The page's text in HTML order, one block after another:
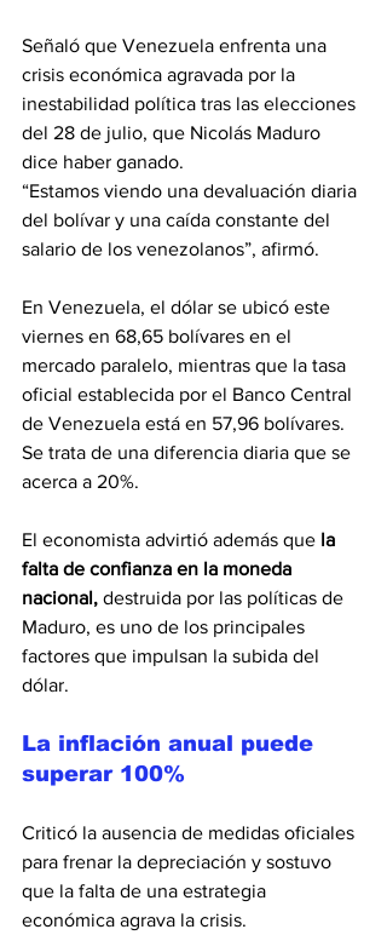
Señaló que Venezuela enfrenta una
crisis económica agravada por la
inestabilidad política tras las elecciones
del 28 de julio, que Nicolás Maduro
dice haber ganado.
“Estamos viendo una devaluación diaria
del bolívar y una caída constante del
salario de los venezolanos”, afirmó.
En Venezuela, el dólar se ubicó este
viernes en 68,65 bolívares en el
mercado paralelo, mientras que la tasa
oficial establecida por el Banco Central
de Venezuela está en 57,96 bolívares.
Se trata de una diferencia diaria que se
acerca a 20%.
El economista advirtió además que la
falta de confianza en la moneda
nacional, destruida por las políticas de
Maduro, es uno de los principales
factores que impulsan la subida del
dólar.
La inflación anual puede
superar 100%
Criticó la ausencia de medidas oficiales
para frenar la depreciación y sostuvo
que la falta de una estrategia
económica agrava la crisis.